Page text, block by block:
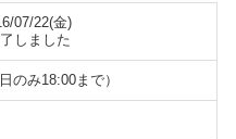
07/22(金)
しました
のみ18:00まで）